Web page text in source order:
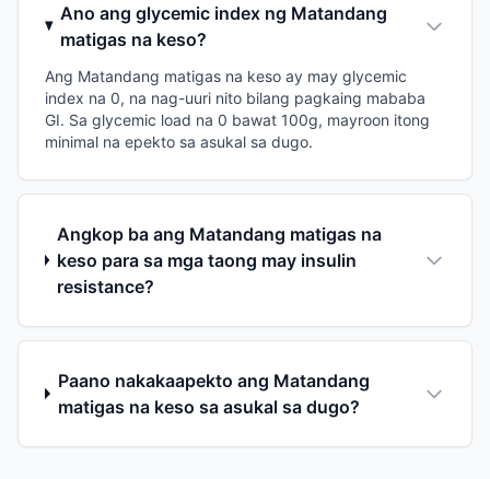
Ano ang glycemic index ng Matandang
matigas na keso?
Ang Matandang matigas na keso ay may glycemic
index na 0, na nag-uuri nito bilang pagkaing mababa
GI. Sa glycemic load na 0 bawat 100g, mayroon itong
minimal na epekto sa asukal sa dugo.
Angkop ba ang Matandang matigas na
keso para sa mga taong may insulin
resistance?
Paano nakakaapekto ang Matandang
matigas na keso sa asukal sa dugo?